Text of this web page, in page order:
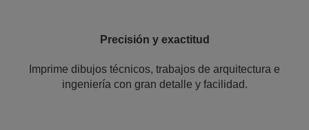
Precisión y exactitud
Imprime dibujos técnicos, trabajos de arquitectura e
ingeniería con gran detalle y facilidad.